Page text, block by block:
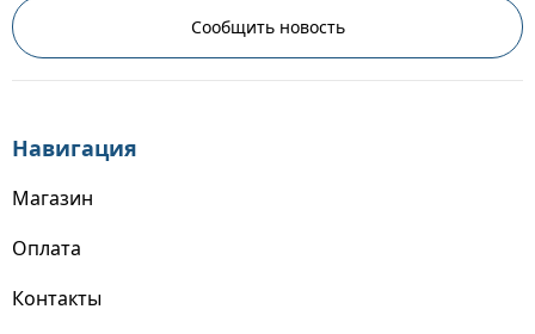
Сообщить новость
Навигация
Магазин
Оплата
Контакты